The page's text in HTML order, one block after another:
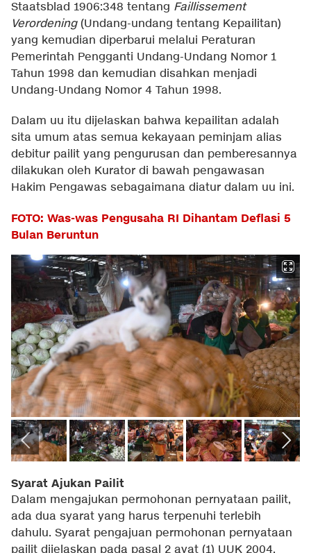
Staatsblad 1906:348 tentang Faillissement
Verordening(Undang-undang tentang Kepailitan)
yang kemudian diperbarui melalui Peraturan
Pemerintah Pengganti Undang-Undang Nomor 1
Tahun 1998 dan kemudian disahkan menjadi
Undang-Undang Nomor 4 Tahun 1998.
Dalam uu itu dijelaskan bahwa kepailitan adalah
sita umum atas semua kekayaan peminjam alias
debitur pailit yang pengurusan dan pemberesannya
dilakukan oleh Kurator di bawah pengawasan
Hakim Pengawas sebagaimana diatur dalam uu ini.
FOTO: Was-was Pengusaha RI Dihantam Deflasi 5
Bulan Beruntun
Syarat Ajukan Pailit
Dalam mengajukan permohonan pernyataan pailit,
ada dua syarat yang harus terpenuhi terlebih
dahulu. Syarat pengajuan permohonan pernyataan
pailit dijelaskan pada pasal 2 ayat (1) UUK 2004,